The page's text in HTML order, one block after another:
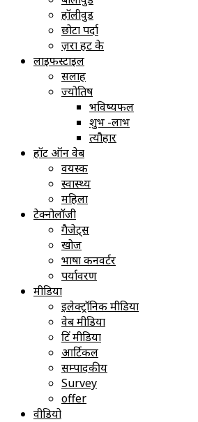
हॉलीवुड
छोटा पर्दा
ज़रा हट के
लाइफस्टाइल
सलाह
ज्योतिष
भविष्यफल
शुभ -लाभ
त्यौहार
हॉट ऑन वेब
वयस्क
स्वास्थ्य
महिला
टेक्नोलॉजी
गैजेट्स
खोज
भाषा कनवर्टर
पर्यावरण
मीडिया
इलेक्ट्रॉनिक मीडिया
वेब मीडिया
प्रिंट मीडिया
आर्टिकल
सम्पादकीय
Survey
offer
वीडियो